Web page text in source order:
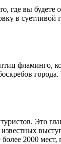
где вы будете
в суетливой
фламинго,
города.
Это
2000 мест,